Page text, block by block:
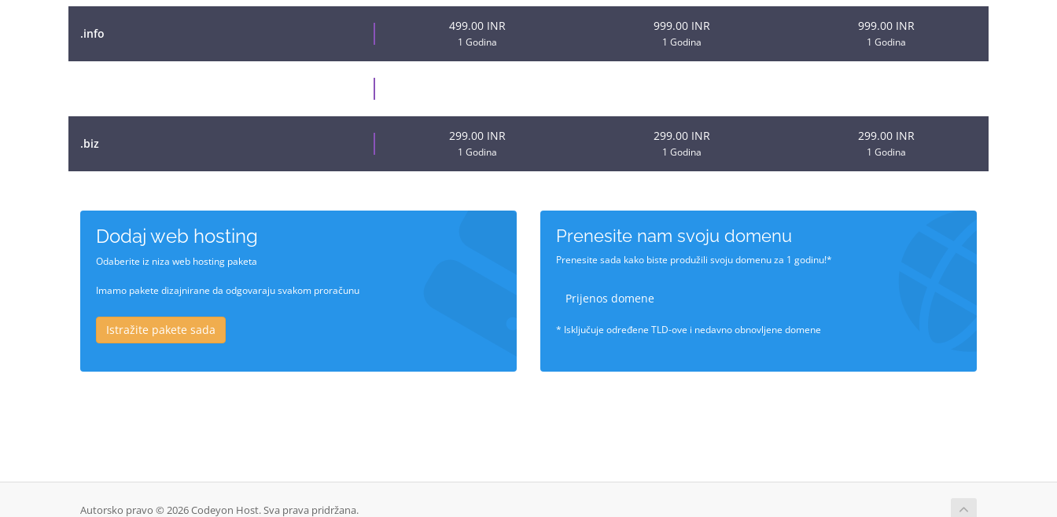
.info
499.00 INR
1 Godina
999.00 INR
1 Godina
999.00 INR
1 Godina
.biz
299.00 INR
1 Godina
299.00 INR
1 Godina
299.00 INR
1 Godina
Dodaj web hosting
Odaberite iz niza web hosting paketa
Imamo pakete dizajnirane da odgovaraju svakom proračunu
Istražite pakete sada
Prenesite nam svoju domenu
Prenesite sada kako biste produžili svoju domenu za 1 godinu!*
Prijenos domene
* Isključuje određene TLD-ove i nedavno obnovljene domene
Autorsko pravo © 2026 Codeyon Host. Sva prava pridržana.